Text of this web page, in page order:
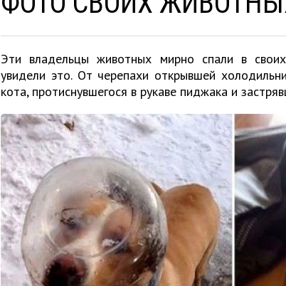
Эти владельцы животных мирно спали в
увидели это. От черепахи открывшей
кота, протиснувшегося в рукаве пиджака и